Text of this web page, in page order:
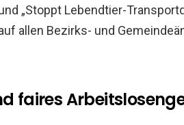
„Stoppt Lebendtier-
allen Bezirks- und
faires